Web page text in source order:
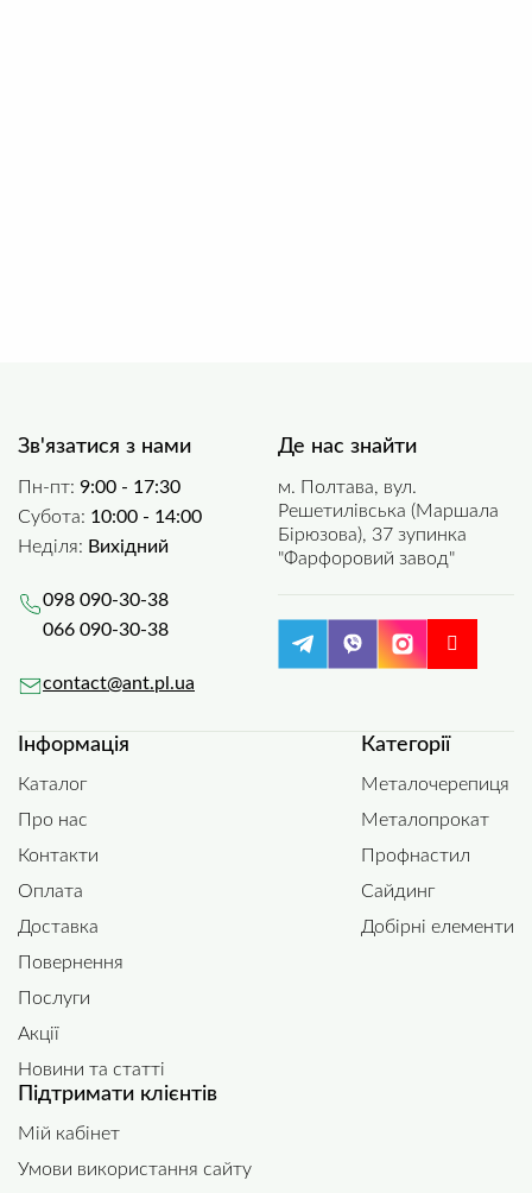
Зв'язатися з нами
Пн-пт: 9:00 - 17:30
Субота: 10:00 - 14:00
Неділя: Вихідний
098 090-30-38
066 090-30-38
contact@ant.pl.ua
Інформація
Каталог
Про нас
Контакти
Оплата
Доставка
Повернення
Послуги
Акції
Новини та статті
Категорії
Металочерепиця
Металопрокат
Профнастил
Сайдинг
Добірні елементи
Підтримати клієнтів
Мій кабінет
Умови використання сайту
Де нас знайти
м. Полтава, вул.
Решетилівська (Маршала
Бірюзова), 37 зупинка
"Фарфоровий завод"